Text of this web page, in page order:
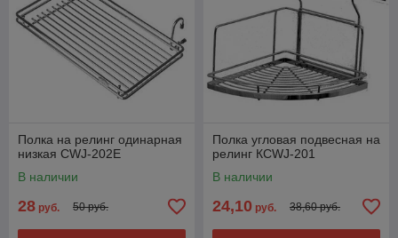
Полка на релинг одинарная
низкая CWJ-202E
В наличии
28 руб. 50 руб.
Полка угловая подвесная на
релинг КCWJ-201
В наличии
24,10 руб. 38,60 руб.